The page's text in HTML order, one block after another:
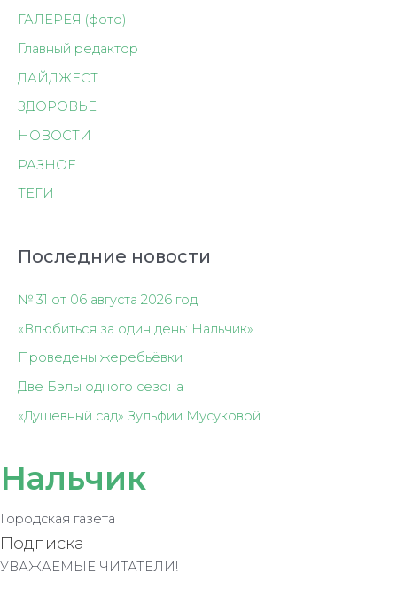
ГАЛЕРЕЯ (фото)
Главный редактор
ДАЙДЖЕСТ
ЗДОРОВЬЕ
НОВОСТИ
РАЗНОЕ
ТЕГИ
Последние новости
№ 31 от 06 августа 2026 год
«Влюбиться за один день: Нальчик»
Проведены жеребьёвки
Две Бэлы одного сезона
«Душевный сад» Зульфии Мусуковой
Нальчик
Городская газета
Подписка
УВАЖАЕМЫЕ ЧИТАТЕЛИ!